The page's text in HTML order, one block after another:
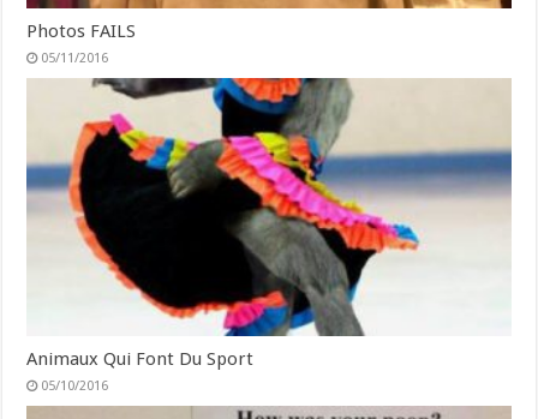
Photos FAILS
05/11/2016
Animaux Qui Font Du Sport
05/10/2016